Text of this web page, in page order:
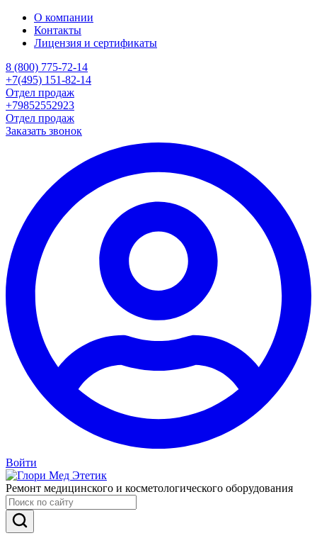
О компании
Контакты
Лицензия и сертификаты
8 (800) 775-72-14
+7(495) 151-82-14
Отдел продаж
+79852552923
Отдел продаж
Заказать звонок
Войти
Ремонт медицинского и косметологического оборудования